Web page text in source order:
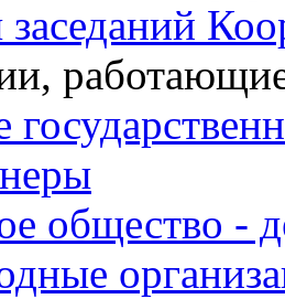
общество -